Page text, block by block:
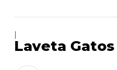
Laveta Gatos